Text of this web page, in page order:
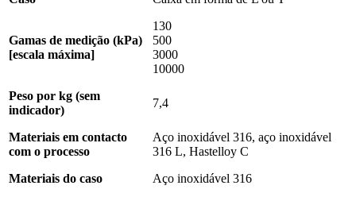
Gamas de medição (kPa)
[escala máxima]
130
500
3000
10000
Peso por kg (sem
indicador)
7,4
Materiais em contacto
com o processo
Aço inoxidável 316, aço inoxidável
316 L, Hastelloy C
Materiais do caso
Aço inoxidável 316